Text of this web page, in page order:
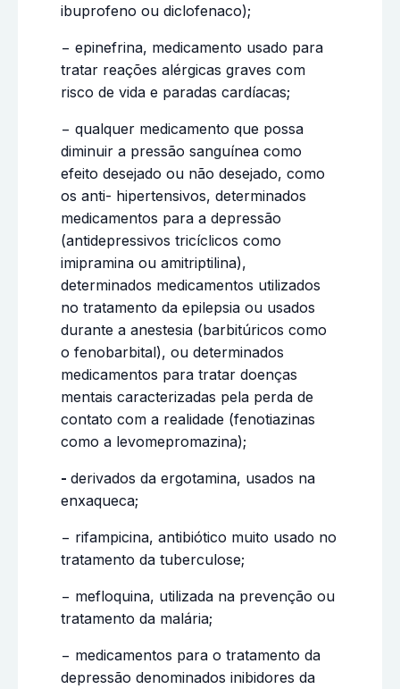
ibuprofeno ou diclofenaco);
− epinefrina, medicamento usado para
tratar reações alérgicas graves com
risco de vida e paradas cardíacas;
− qualquer medicamento que possa
diminuir a pressão sanguínea como
efeito desejado ou não desejado, como
os anti- hipertensivos, determinados
medicamentos para a depressão
(antidepressivos tricíclicos como
imipramina ou amitriptilina),
determinados medicamentos utilizados
no tratamento da epilepsia ou usados
durante a anestesia (barbitúricos como
o fenobarbital), ou determinados
medicamentos para tratar doenças
mentais caracterizadas pela perda de
contato com a realidade (fenotiazinas
como a levomepromazina);
- derivados da ergotamina, usados na
enxaqueca;
− rifampicina, antibiótico muito usado no
tratamento da tuberculose;
− mefloquina, utilizada na prevenção ou
tratamento da malária;
− medicamentos para o tratamento da
depressão denominados inibidores da